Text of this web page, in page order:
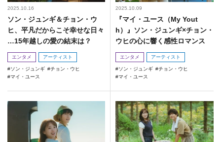
2025.10.16
ソン・ジュンギ＆チョン・ウ
ヒ、平凡だからこそ幸せな日々
…15年越しの愛の結末は？
エンタメ アーティスト
ソン・ジュンギ
チョン・ウヒ
マイ・ユース
2025.10.09
『マイ・ユース（My Yout
h）』ソン・ジュンギ×チョン・
ウヒの心に響く感性ロマンス
エンタメ アーティスト
ソン・ジュンギ
チョン・ウヒ
マイ・ユース